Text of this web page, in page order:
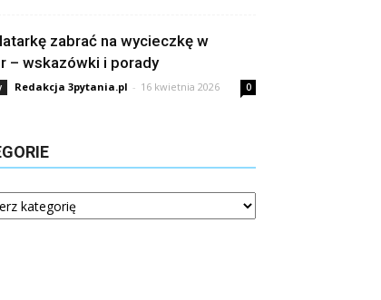
zabrać na wycieczkę w
– wskazówki i porady
Redakcja 3pytania.pl - 16 kwietnia 2026 0